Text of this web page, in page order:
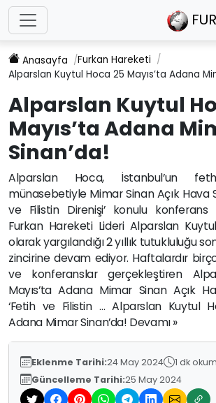
Anasayfa
Furkan Hareketi
Alparslan Kuytul Hoca 25 Mayıs’ta Adana
Alparslan Kuytul
Mayıs’ta Adana
Sinan’da!
Alparslan Hoca, İstanbul’un
münasebetiyle Mimar Sinan Açık Hava
ve Filistin Direnişi’ konulu konferans
Furkan Hareketi Lideri Alparslan
olarak yargılandığı 2 yıllık tutukluluğu
zincirine devam ediyor. Haftalardır
ve konferanslar gerçekleştiren
Mayıs’ta Adana Mimar Sinan Açık
‘Fetih ve Filistin … Alparslan Kuytul
Adana Mimar Sinan’da! Devamı »
Eklenme Tarihi:24 May 2024
1 dk
Güncelleme Tarihi:25 May 2024